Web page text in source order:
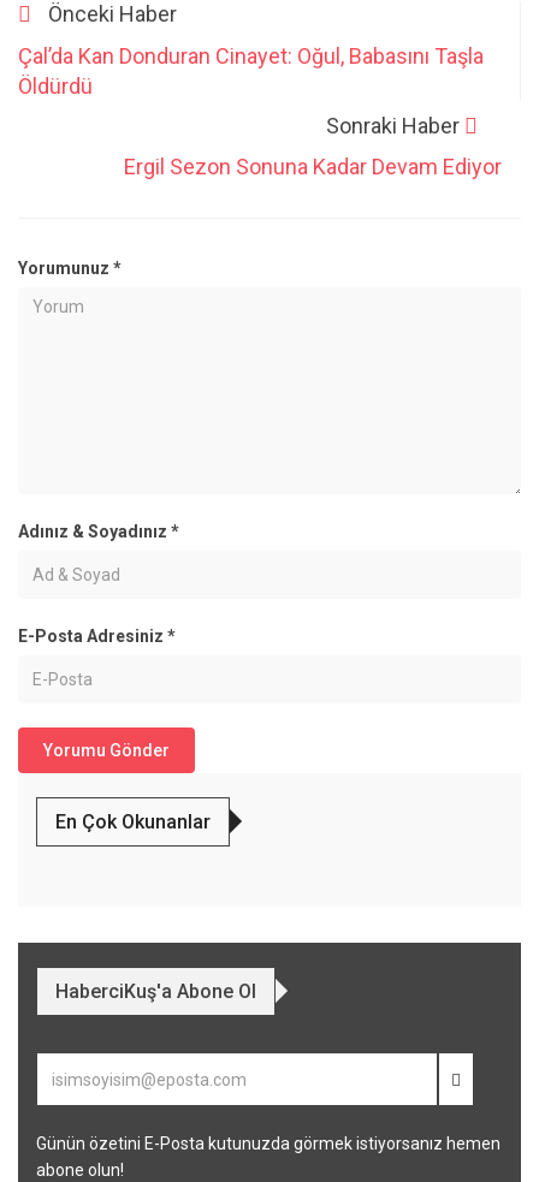
Önceki Haber
Çal’da Kan Donduran Cinayet: Oğul, Babasını Taşla
Öldürdü
Sonraki Haber
Ergil Sezon Sonuna Kadar Devam Ediyor
Yorumunuz *
Adınız & Soyadınız *
E-Posta Adresiniz *
En Çok Okunanlar
HaberciKuş'a Abone Ol
Günün özetini E-Posta kutunuzda görmek istiyorsanız hemen
abone olun!